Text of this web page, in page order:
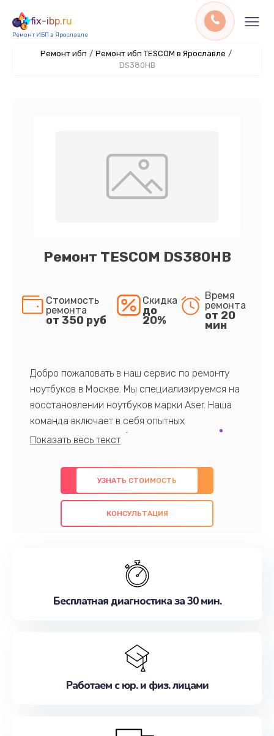
fix-ibp.ru
Ремонт ИБП в Ярославле
Ремонт ибп / Ремонт ибп TESCOM в Ярославле /
DS380HB
Ремонт TESCOM DS380HB
Стоимость
ремонта
от 350 руб
Скидка
до
20%
Время
ремонта
от 20
мин
Добро пожаловать в наш сервис по ремонту
ноутбуков в Москве. Мы специализируемся на
восстановлении ноутбуков марки Aser. Наша
команда включает в себя опытных
профессионалов с обширными знаниями и
предлагаем быстрый и качественный ремонт с
использованием оригинальных компонентов, а
также гарантируем качество всех
проведенных работ. Наша цель - предоставить
наилучшим образом. Не медлите записаться на
УЗНАТЬ СТОИМОСТЬ
КОНСУЛЬТАЦИЯ
Бесплатная диагностика за 30 мин.
Работаем с юр. и физ. лицами